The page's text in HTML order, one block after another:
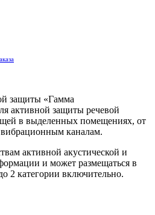
защиты «Гамма
активной защиты речевой
в выделенных помещениях, от
каналам.
активной акустической и
и может размещаться в
2 категории включительно.